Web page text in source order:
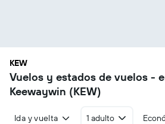
KEW
Vuelos y estados de vuelos -
Keewaywin (KEW)
Ida y vuelta 1 adulto